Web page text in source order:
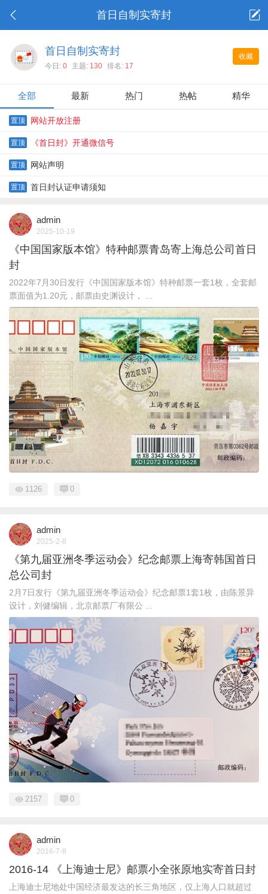
首日自制实寄封
收藏
首日自制实寄封
今日: 0 主题: 130 排名: 17
全部 最新 热门 热帖 精华
置顶 网站开放注册
置顶 《首日封》开通微信号
置顶 网站声明
置顶 首日封认证申请须知
admin
2025-10-19
《中国国家版本馆》特种邮票青岛寄上海总公司首日
封
2022年7月30日发行《中国国家版本馆》特种邮票一套1枚，全套邮
票面值为1.20元，邮票由史渊设计， ...
1126 0
admin
2025-2-8
《第九届亚洲冬季运动会》纪念邮票上海寄韩国首日
总公司封
2月7日发行《第九届亚洲冬季运动会》纪念邮票1套1枚，由陈景异
设计，刘健编辑，北京邮票厂有限公 ...
2157 0
admin
2016-7-8
2016-14 《上海迪士尼》邮票小全张原地实寄首日封
上海迪士尼地处中国经济最发达的长三角地区，仅上海人口就超过